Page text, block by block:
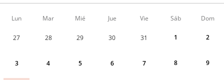
Calendario
correspondiente
Lun Mar Mié Jue Vie Sáb Dom
27 28 29 30 31 1 2
3 4 5 6 7 8 9